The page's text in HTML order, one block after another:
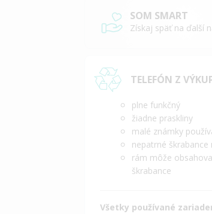
SOM SMART
Získaj späť na ďalší
TELEFÓN Z
plne funkčný
žiadne praskliny
malé známky
nepatrné škrabance
rám môže
škrabance
Všetky používané